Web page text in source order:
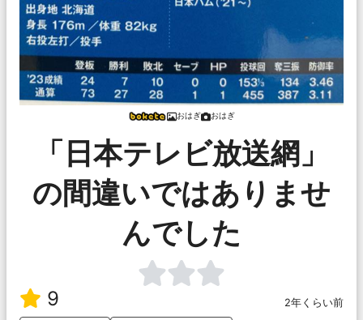
おはぎ おはぎ
「日本テレビ放送網」
の間違いではありませ
んでした
9
2年くらい前